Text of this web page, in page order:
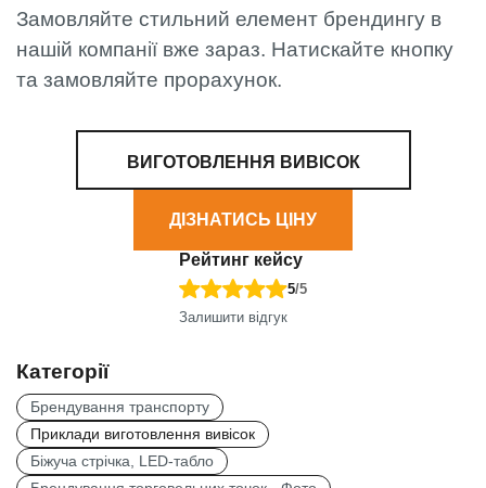
Замовляйте стильний елемент брендингу в
нашій компанії вже зараз. Натискайте кнопку
та замовляйте прорахунок.
ВИГОТОВЛЕННЯ ВИВІСОК
ДІЗНАТИСЬ ЦІНУ
Рейтинг кейсу
5/5
Залишити відгук
Категорії
Брендування транспорту
Приклади виготовлення вивісок
Біжуча стрічка, LED-табло